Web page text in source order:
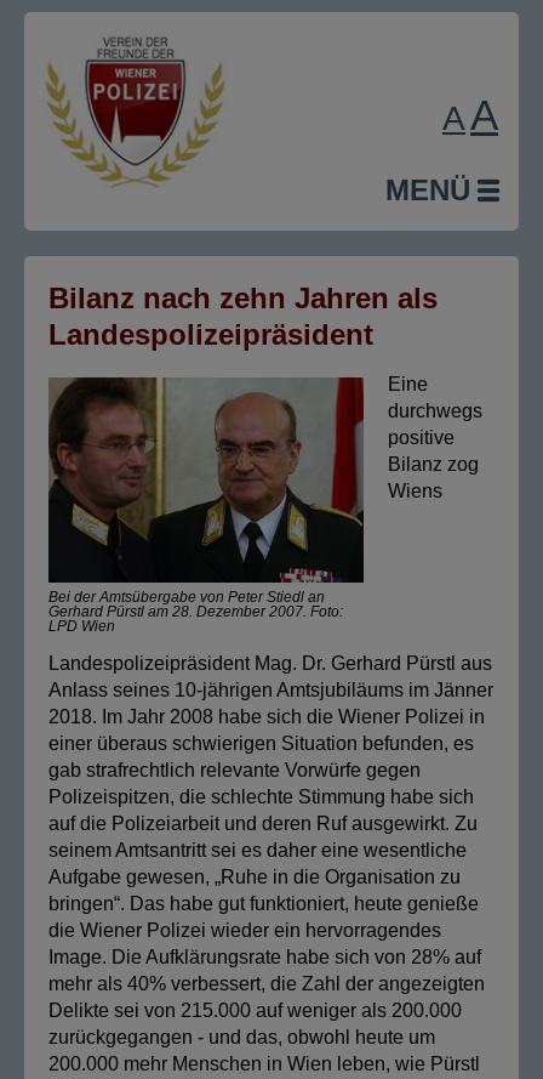
MENÜ
AA
Bilanz nach zehn Jahren als
Landespolizeipräsident
Bei der Amtsübergabe von Peter Stiedl an
Gerhard Pürstl am 28. Dezember 2007. Foto:
LPD Wien
Eine
durchwegs
positive
Bilanz zog
Wiens
Landespolizeipräsident Mag. Dr. Gerhard Pürstl aus
Anlass seines 10-jährigen Amtsjubiläums im Jänner
2018. Im Jahr 2008 habe sich die Wiener Polizei in
einer überaus schwierigen Situation befunden, es
gab strafrechtlich relevante Vorwürfe gegen
Polizeispitzen, die schlechte Stimmung habe sich
auf die Polizeiarbeit und deren Ruf ausgewirkt. Zu
seinem Amtsantritt sei es daher eine wesentliche
Aufgabe gewesen, „Ruhe in die Organisation zu
bringen“. Das habe gut funktioniert, heute genieße
die Wiener Polizei wieder ein hervorragendes
Image. Die Aufklärungsrate habe sich von 28% auf
mehr als 40% verbessert, die Zahl der angezeigten
Delikte sei von 215.000 auf weniger als 200.000
zurückgegangen - und das, obwohl heute um
200.000 mehr Menschen in Wien leben, wie Pürstl